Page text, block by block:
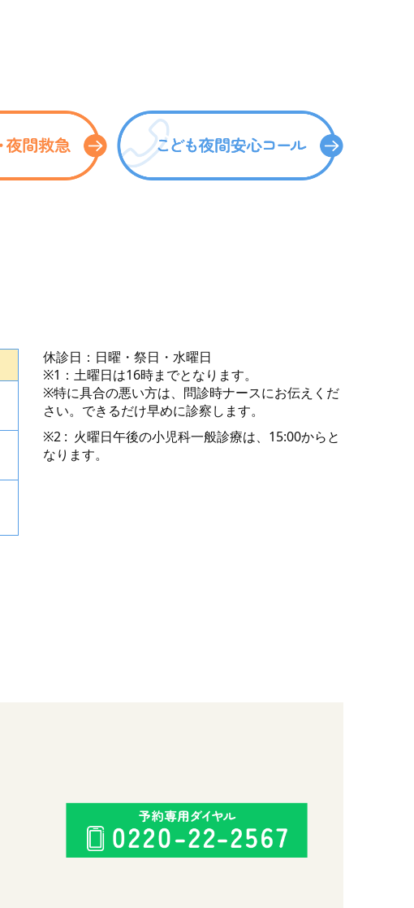
休診日：日曜・祭日・水曜日
※1：土曜日は16時までとなります。
※特に具合の悪い方は、問診時ナースにお伝えくだ
さい。できるだけ早めに診察します。
※2 : 火曜日午後の小児科一般診療は、15:00からと
なります。